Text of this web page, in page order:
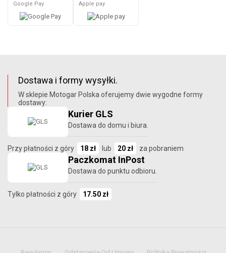
Google Pay Apple pay
Dostawa i formy wysyłki.
W sklepie Motogar Polska oferujemy dwie wygodne formy
dostawy:
Kurier GLS
Dostawa do domu i biura.
Przy płatności z góry 18 zł lub 20 zł za pobraniem
Paczkomat InPost
Dostawa do punktu odbioru.
Tylko płatności z góry 17.50 zł